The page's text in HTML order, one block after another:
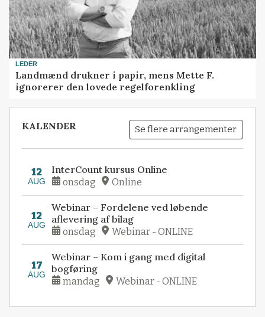
LEDER
Landmænd drukner i papir, mens Mette F.
ignorerer den lovede regelforenkling
KALENDER Se flere arrangementer
12
AUG
InterCount kursus Online
onsdag Online
12
AUG
Webinar – Fordelene ved løbende
aflevering af bilag
onsdag Webinar - ONLINE
17
AUG
Webinar – Kom i gang med digital
bogføring
mandag Webinar - ONLINE